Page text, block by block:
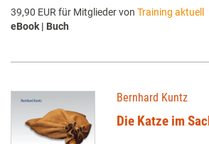
39,90 EUR für Mitglieder von Training aktuell
eBook | Buch
Bernhard Kuntz
Die Katze im